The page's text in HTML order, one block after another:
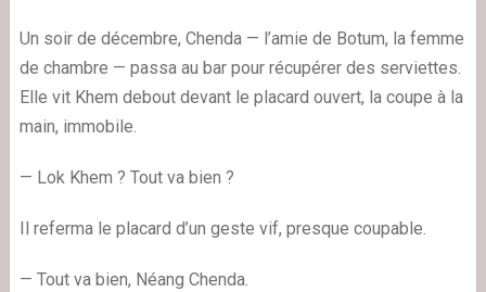
Un soir de décembre, Chenda — l’amie de Botum, la femme
de chambre — passa au bar pour récupérer des serviettes.
Elle vit Khem debout devant le placard ouvert, la coupe à la
main, immobile.
— Lok Khem ? Tout va bien ?
Il referma le placard d’un geste vif, presque coupable.
— Tout va bien, Néang Chenda.